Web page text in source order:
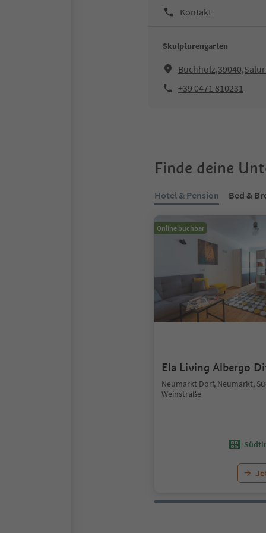
Kontakt
Skulpturengarten
+39 0471 810231
Finde deine
Hotel & Pension Bed &
Online buchbar
Ela Living Albergo
Neumarkt Dorf, Neumarkt,
Weinstraße